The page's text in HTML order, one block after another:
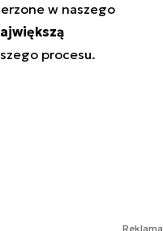
w naszego
procesu.
Reklama